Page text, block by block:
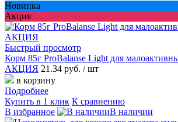
Новинка
Акция
Быстрый просмотр
Корм 85г ProBalanse Light для
АКЦИЯ 21.34 руб. / шт
в корзину
Подробнее
Купить в 1 клик К сравнению
В избранное
В наличии